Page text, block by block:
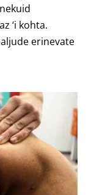
‘i kohta.
erinevate